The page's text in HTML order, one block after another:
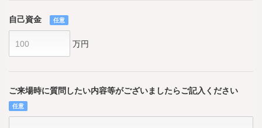
自己資金 任意
万円
ご来場時に質問したい内容等がございましたらご記入ください
任意